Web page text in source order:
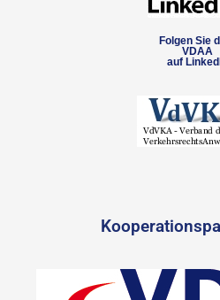
Folgen Sie
VDAA
auf